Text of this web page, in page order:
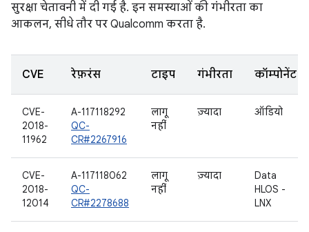
सुरक्षा चेतावनी में दी गई है. इन समस्याओं की गंभीरता का
आकलन, सीधे तौर पर Qualcomm करता है.
CVE रेफ़रंस टाइप गंभीरता कॉम्पोनेंट
CVE-
2018-
11962
A-117118292
QC-
CR#2267916
लागू
नहीं
ज़्यादा ऑडियो
CVE-
2018-
12014
A-117118062
QC-
CR#2278688
लागू
नहीं
ज़्यादा
Data
HLOS -
LNX